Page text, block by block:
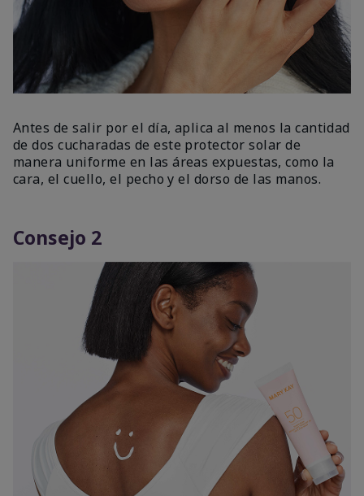
Antes de salir por el día, aplica al menos la cantidad
de dos cucharadas de este protector solar de
manera uniforme en las áreas expuestas, como la
cara, el cuello, el pecho y el dorso de las manos.
Consejo 2